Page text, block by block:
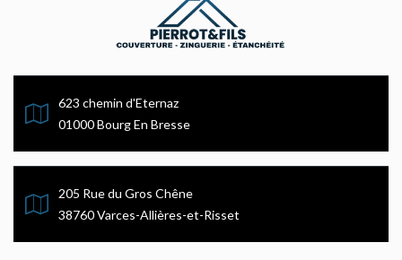
623 chemin d'Eternaz
01000 Bourg En Bresse
205 Rue du Gros Chêne
38760 Varces-Allières-et-Risset